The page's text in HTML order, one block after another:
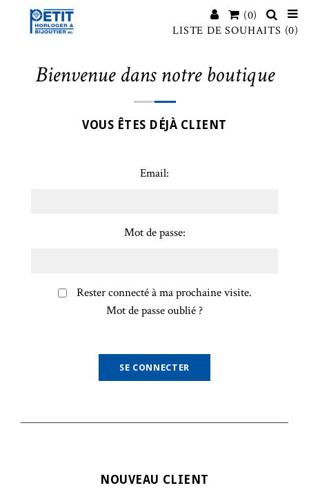
(0)
LISTE DE SOUHAITS (0)
Bienvenue dans notre boutique
VOUS ÊTES DÉJÀ CLIENT
Email:
Mot de passe:
Rester connecté à ma prochaine visite.
Mot de passe oublié ?
NOUVEAU CLIENT